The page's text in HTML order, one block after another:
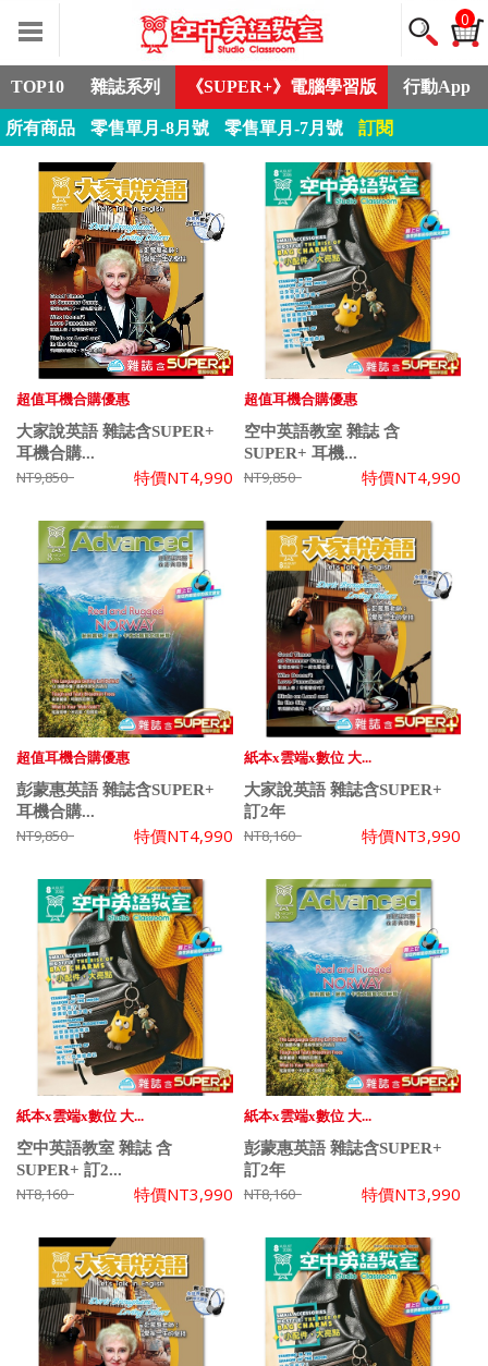
0
TOP10 雜誌系列 《SUPER+》電腦學習版 行動App
所有商品 零售單月-8月號 零售單月-7月號 訂閱
超值耳機合購優惠
大家說英語 雜誌含SUPER+
耳機合購...
NT9,850 特價NT4,990
超值耳機合購優惠
空中英語教室 雜誌 含
SUPER+ 耳機...
NT9,850 特價NT4,990
超值耳機合購優惠
彭蒙惠英語 雜誌含SUPER+
耳機合購...
NT9,850 特價NT4,990
紙本x雲端x數位 大...
大家說英語 雜誌含SUPER+
訂2年
NT8,160 特價NT3,990
紙本x雲端x數位 大...
空中英語教室 雜誌 含
SUPER+ 訂2...
NT8,160 特價NT3,990
紙本x雲端x數位 大...
彭蒙惠英語 雜誌含SUPER+
訂2年
NT8,160 特價NT3,990